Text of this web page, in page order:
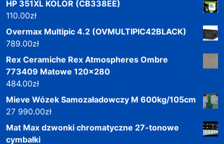
HP 351XL KOLOR (CB338EE)
110.00zł
Overmax Multipic 4.2 (OVMULTIPIC42BLACK)
789.00zł
Rex Ceramiche Rex Atmospheres Ombre
773409 Matowe 120x280
484.00zł
Mieve Wózek Samozaładowczy M 600kg/105cm
27 990.00zł
Mat Max dzwonki chromatyczne 27-tonowe
cymbałki